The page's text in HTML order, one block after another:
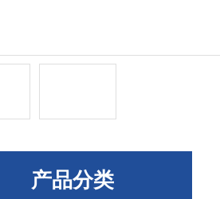
产品分类